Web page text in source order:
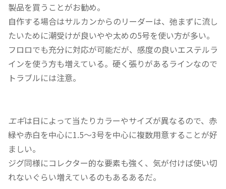
製品を買うことがお勧め。
自作する場合はサルカンからのリーダーは、弛まずに流し
たいために潮受けが良いやや太めの5号を使い方が多い。
フロロでも充分に対応が可能だが、感度の良いエステルラ
インを使う方も増えている。硬く張りがあるラインなので
トラブルには注意。
エギは日によって当たりカラーやサイズが異なるので、赤
緑や赤白を中心に1.5～3号を中心に複数用意することが好
ましい。
ジグ同様にコレクター的な要素も強く、気が付けば使い切
れないぐらい増えているのもあるあるだ。